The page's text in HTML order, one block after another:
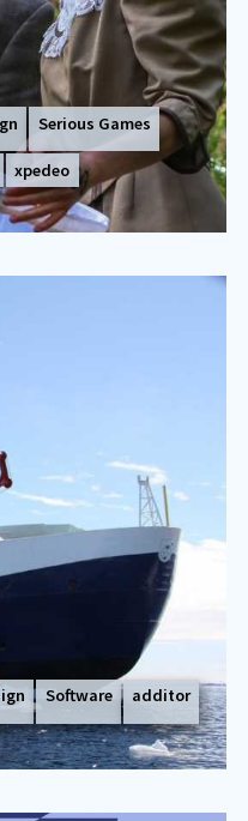
Serious Games
xpedeo
Software additor